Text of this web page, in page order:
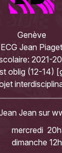
Genève
ECG Jean Piaget
2021-
oblig (12-14)
Jean sur
mercredi
dimanche